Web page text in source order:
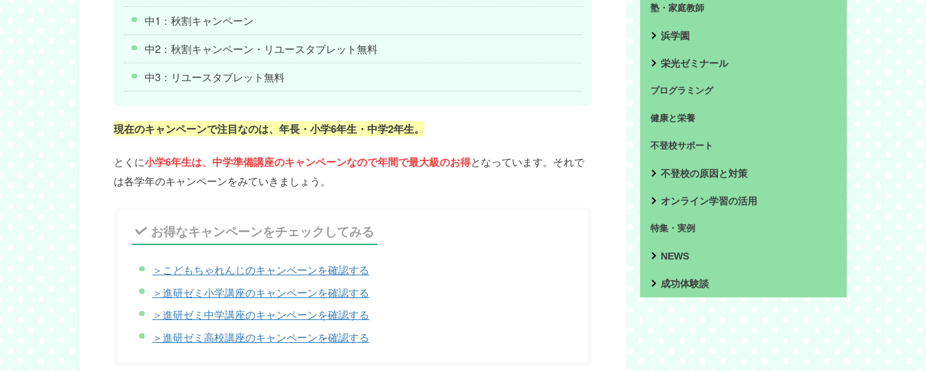
中1：秋割キャンペーン
中2：秋割キャンペーン・リユースタブレット無料
中3：リユースタブレット無料
現在のキャンペーンで注目なのは、年長・小学6年生・中学2年生。
とくに小学6年生は、中学準備講座のキャンペーンなので年間で最大級のお得となっています。それで
は各学年のキャンペーンをみていきましょう。
お得なキャンペーンをチェックしてみる
＞こどもちゃれんじのキャンペーンを確認する
＞進研ゼミ小学講座のキャンペーンを確認する
＞進研ゼミ中学講座のキャンペーンを確認する
＞進研ゼミ高校講座のキャンペーンを確認する
塾・家庭教師
浜学園
栄光ゼミナール
プログラミング
健康と栄養
不登校サポート
不登校の原因と対策
オンライン学習の活用
特集・実例
NEWS
成功体験談